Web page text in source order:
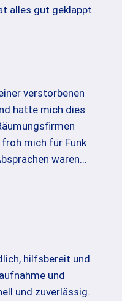
alles gut geklappt.
verstorbenen
hatte mich dies
mich für Funk
waren...
hilfsbereit und
und
und zuverlässig.